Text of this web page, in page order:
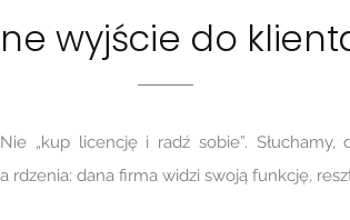
wyjście do
„kup licencję i radź sobie”.
dana firma widzi swoją funkcję,